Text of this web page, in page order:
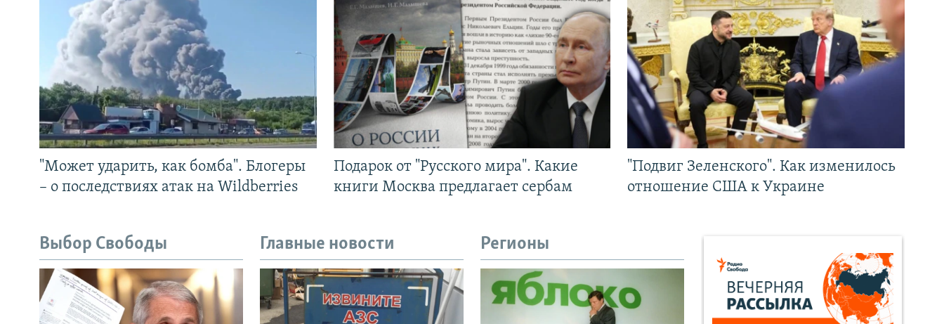
"Может ударить, как бомба". Блогеры
– о последствиях атак на Wildberries
Подарок от "Русского мира". Какие
книги Москва предлагает сербам
"Подвиг Зеленского". Как изменилось
отношение США к Украине
Выбор Свободы Главные новости Регионы